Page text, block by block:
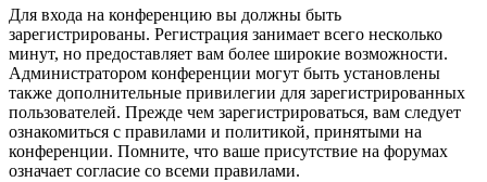
Для входа на конференцию вы должны быть
зарегистрированы. Регистрация занимает всего несколько
минут, но предоставляет вам более широкие возможности.
Администратором конференции могут быть установлены
также дополнительные привилегии для зарегистрированных
пользователей. Прежде чем зарегистрироваться, вам следует
ознакомиться с правилами и политикой, принятыми на
конференции. Помните, что ваше присутствие на форумах
означает согласие со всеми правилами.